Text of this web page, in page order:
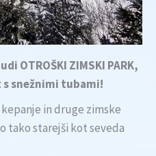
OTROŠKI ZIMSKI PARK,
s snežnimi tubami!
in druge zimske
tako starejši kot seveda